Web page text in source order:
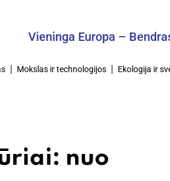
Europa – Bendras
Mokslas ir technologijos Ekologija ir
nuo